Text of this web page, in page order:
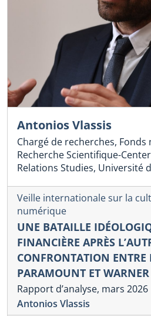
Antonios Vlassis
Chargé de recherches, Fonds
Recherche Scientifique-
Relations Studies, Université
Veille internationale sur la
numérique
UNE BATAILLE
FINANCIÈRE APRÈS
CONFRONTATION ENTRE
PARAMOUNT ET
Rapport d’analyse, mars 2026
Antonios Vlassis